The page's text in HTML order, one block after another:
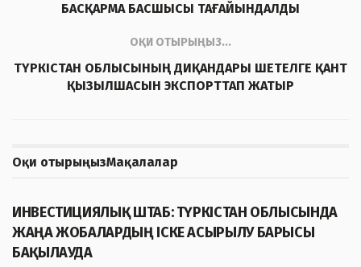
БАСҚАРМА БАСШЫСЫ ТАҒАЙЫНДАЛДЫ
ОҚИ ОТЫРЫҢЫЗ...
ТҮРКІСТАН ОБЛЫСЫНЫҢ ДИҚАНДАРЫ ШЕТЕЛГЕ ҚАНТ
ҚЫЗЫЛШАСЫН ЭКСПОРТТАП ЖАТЫР
Оқи отырыңызМақалалар
ИНВЕСТИЦИЯЛЫҚ ШТАБ: ТҮРКІСТАН ОБЛЫСЫНДА
ЖАҢА ЖОБАЛАРДЫҢ ІСКЕ АСЫРЫЛУ БАРЫСЫ
БАҚЫЛАУДА